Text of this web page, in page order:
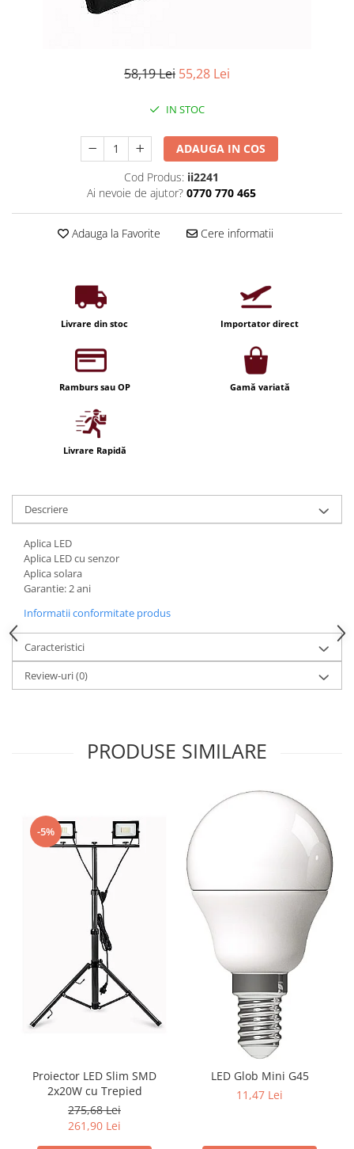
Aplica LED
Iluminat festiv
Fotosenzori si Senzori de miscare
Sina Magnetica Slim LIMBO
Iluminat decorativ de Craciun
Priza exterior
58,19 Lei 55,28 Lei
IN STOC
ADAUGA IN COS
Cod Produs: ii2241
Ai nevoie de ajutor? 0770 770 465
Adauga la Favorite Cere informatii
Livrare din stoc Importator direct
Ramburs sau OP Gamă variată
Livrare Rapidă
Descriere
Aplica LED
Aplica LED cu senzor
Aplica solara
Garantie: 2 ani
Informatii conformitate produs
Caracteristici
Review-uri(0)
PRODUSE SIMILARE
-5%
Proiector LED Slim SMD
2x20W cu Trepied
275,68 Lei
261,90 Lei
LED Glob Mini G45
11,47 Lei